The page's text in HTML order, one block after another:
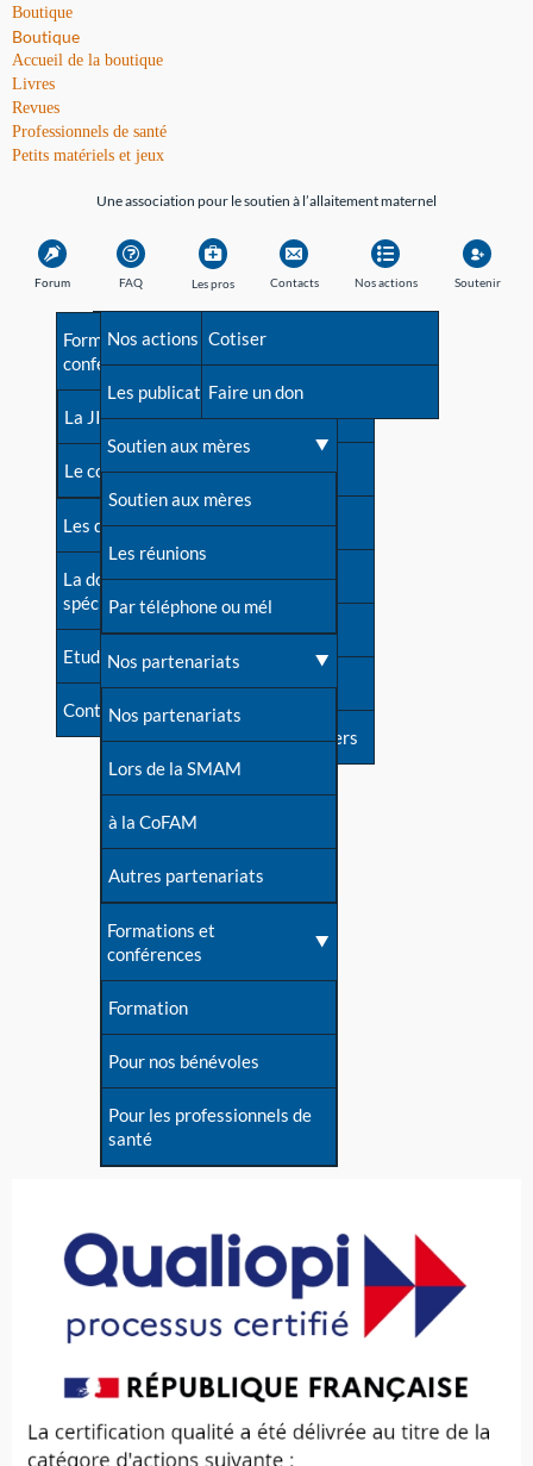
Boutique
Boutique
Accueil de la boutique
Livres
Revues
Professionnels de santé
Petits matériels et jeux
Une association pour le soutien à l’allaitement maternel
Forum FAQ
Avant la naissance
Les débuts
Une difficulté d'allaitement ?
Cas particuliers
Mythes et vérités
Devenir animatrice ?
Une question sur le site
Les pros
Formations et
conférences
La JIA
Le congrès
Les dossiers de l'allaitement
La documentation
spécialisée
Etudes récentes
Contact
Contacts
Besoin d'aide?
Répertoire de tous les
contacts
Contact presse
Dossier de presse
Soutenir LLL
Livre d'or
Forum
S'inscrire à nos newsletters
Nos actions
Nos actions
Les publications
Soutien aux mères
Soutien aux mères
Les réunions
Par téléphone ou mél
Nos partenariats
Nos partenariats
Lors de la SMAM
à la CoFAM
Autres partenariats
Formations et
conférences
Formation
Pour nos bénévoles
Pour les professionnels de
santé
Soutenir
Cotiser
Faire un don